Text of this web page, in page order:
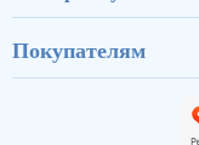
Покупателям